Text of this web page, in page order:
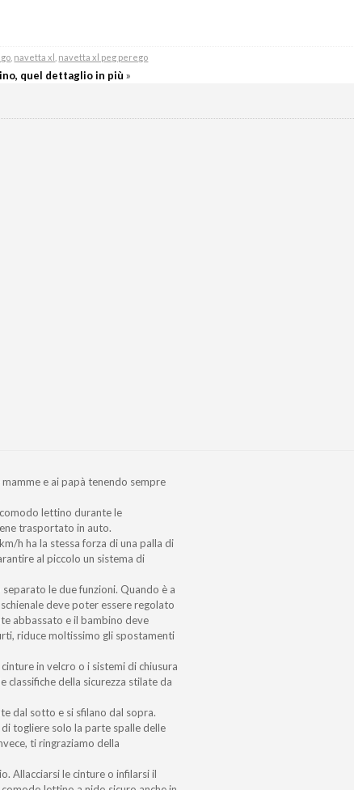
navetta xl navetta xl peg perego
quel dettaglio in più »
e ai papà tenendo sempre
lettino durante le
trasportato in auto.
h ha la stessa forza di una palla di
al piccolo un sistema di
le due funzioni. Quando è a
deve poter essere regolato
abbassato e il bambino deve
riduce moltissimo gli spostamenti
in velcro o i sistemi di chiusura
classifiche della sicurezza stilate da
dal sotto e si sfilano dal sopra.
togliere solo la parte spalle delle
ti ringraziamo della
Allacciarsi le cinture o infilarsi il